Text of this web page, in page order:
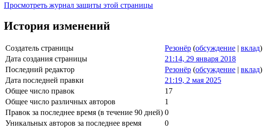
Просмотреть журнал защиты этой страницы
История изменений
Создатель страницы Резонёр (обсуждение | вклад)
Дата создания страницы
21:14, 29 января 2018
Последний редактор
Резонёр (обсуждение | вклад)
Дата последней правки
21:19, 2 мая 2025
Общее число правок
17
Общее число различных авторов
1
Правок за последнее время (в течение 90 дней) 0
Уникальных авторов за последнее время
0